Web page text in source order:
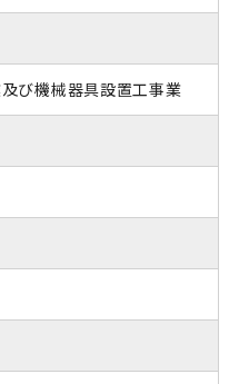
び機械器具設置工事業